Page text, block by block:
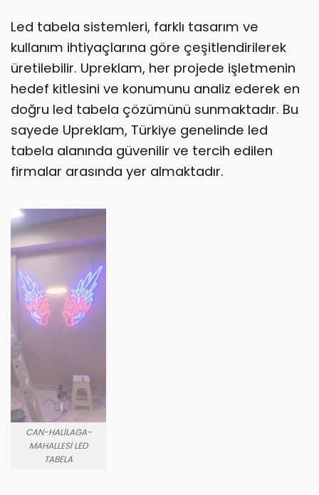
Led tabela sistemleri, farklı tasarım ve
kullanım ihtiyaçlarına göre çeşitlendirilerek
üretilebilir. Upreklam, her projede işletmenin
hedef kitlesini ve konumunu analiz ederek en
doğru led tabela çözümünü sunmaktadır. Bu
sayede Upreklam, Türkiye genelinde led
tabela alanında güvenilir ve tercih edilen
firmalar arasında yer almaktadır.
CAN-HALILAGA-
MAHALLESI LED
TABELA